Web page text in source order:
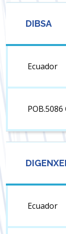
DIBSA
Ecuador
POB.5086
Ecuador